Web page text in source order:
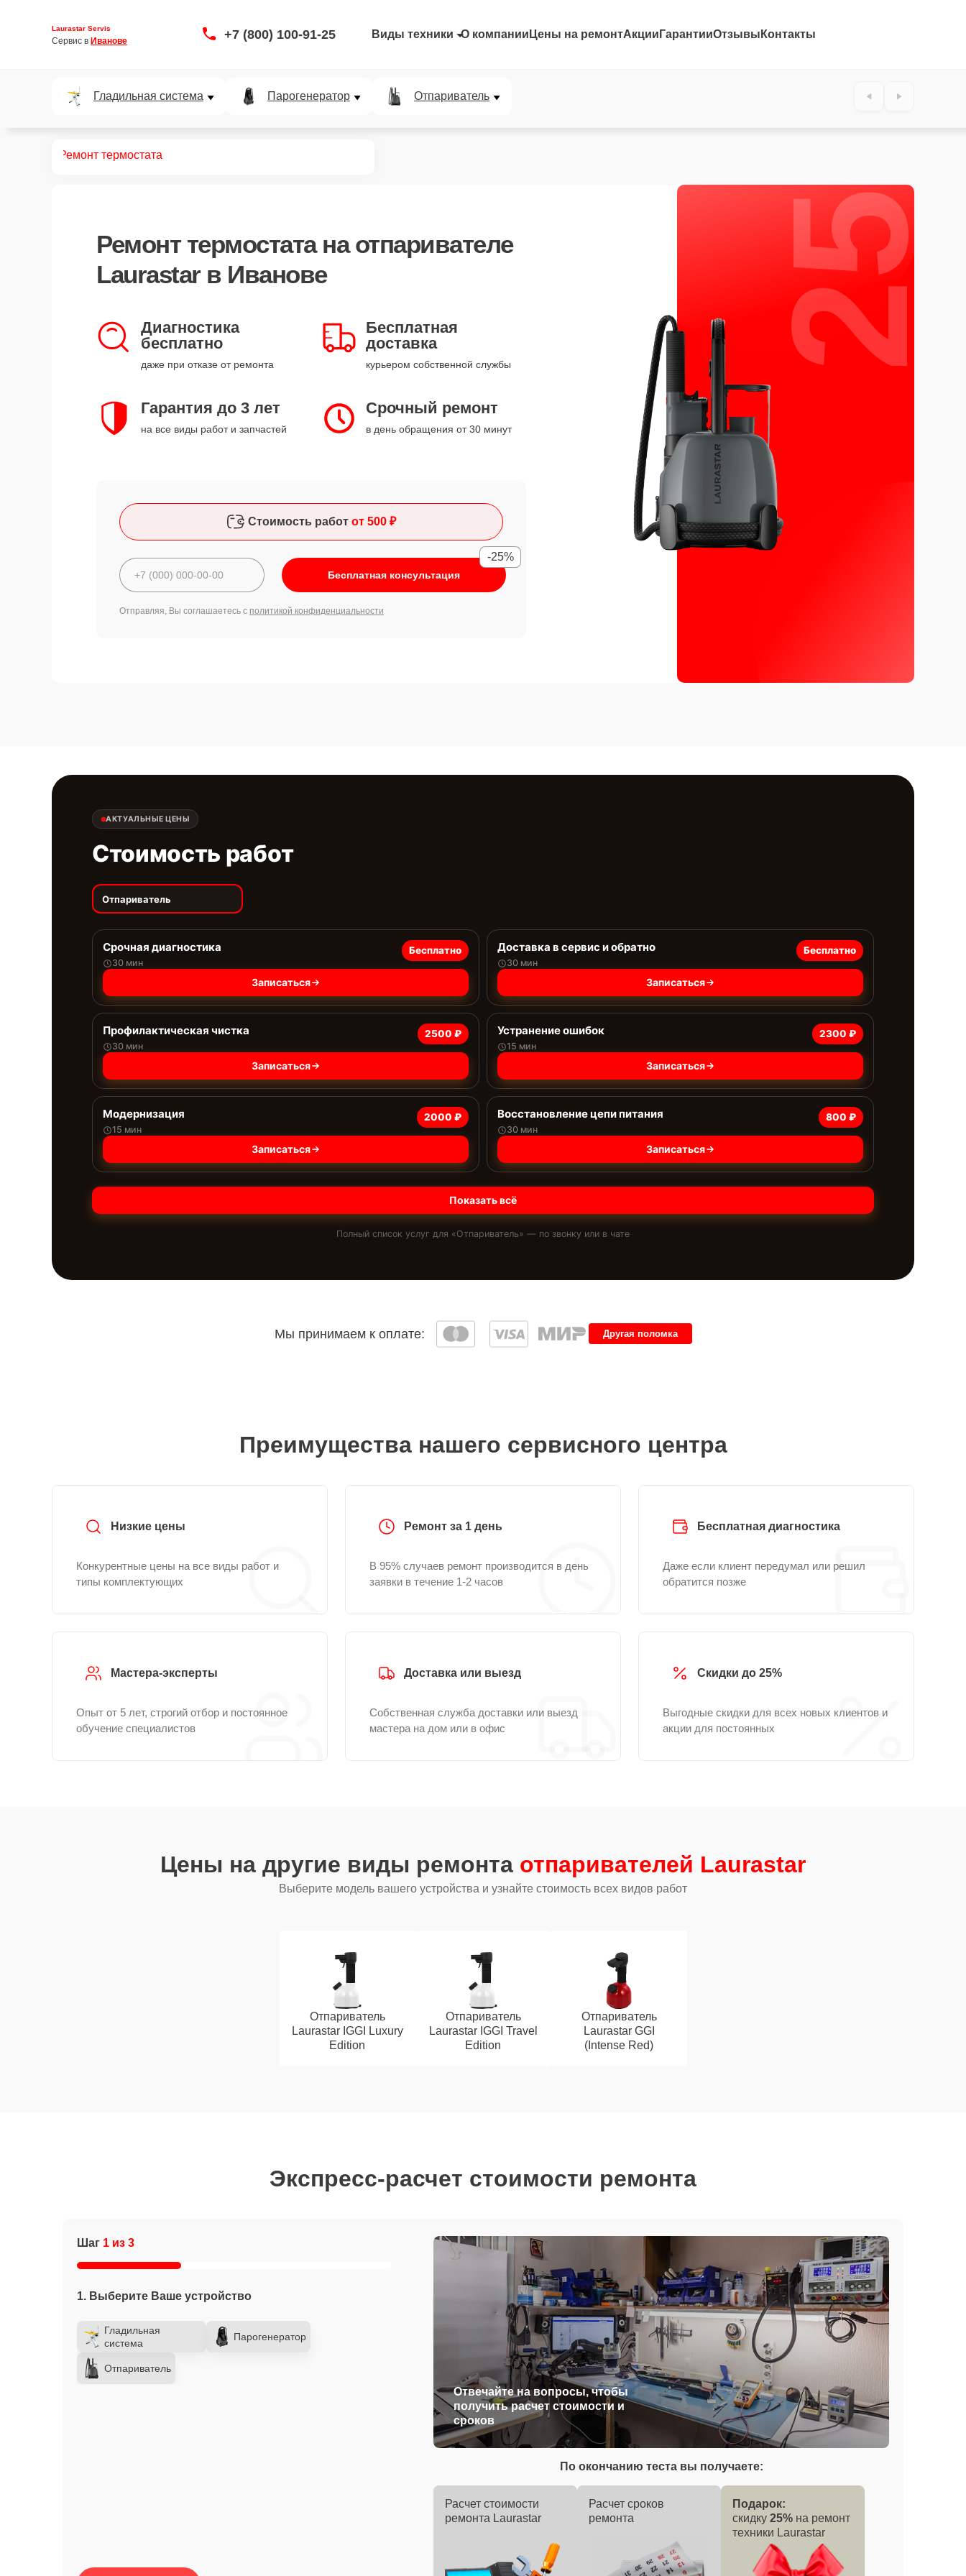
Laurastar Servis
Сервис в Иванове +7 (800) 100-91-25 Виды техники О компании Цены на ремонтАкции ГарантииОтзывы Контакты
Гладильная система Парогенератор Отпариватель
Ремонт термостата
Ремонт термостатана отпаривателе
Laurastar в Иванове
Диагностика
бесплатно
даже при отказе от ремонта
Бесплатная
доставка
курьером собственной службы
Гарантия до 3 лет
на все виды работ и запчастей
Срочный ремонт
в день обращения от 30 минут
Стоимость работ от 500 ₽
Бесплатная консультация
-25%
Отправляя, Вы соглашаетесь с политикой конфиденциальности
25%
АКТУАЛЬНЫЕ ЦЕНЫ
Стоимость работ
Отпариватель
Срочная диагностика
30 мин
Бесплатно
Записаться
Доставка в сервис и обратно
30 мин
Бесплатно
Записаться
Профилактическая чистка
30 мин
2500 ₽
Записаться
Устранение ошибок
15 мин
2300 ₽
Записаться
Модернизация
15 мин
2000 ₽
Записаться
Восстановление цепи питания
30 мин
800 ₽
Записаться
Показать всё
Полный список услуг для «Отпариватель» — по звонку или в чате
Мы принимаем к оплате: Другая поломка
Преимущества нашего сервисного центра
Низкие цены
Конкурентные цены на все виды работ и
типы комплектующих
Ремонт за 1 день
В 95% случаев ремонт производится в день
заявки в течение 1-2 часов
Бесплатная диагностика
Даже если клиент передумал или решил
обратится позже
Мастера-эксперты
Опыт от 5 лет, строгий отбор и постоянное
обучение специалистов
Доставка или выезд
Собственная служба доставки или выезд
мастера на дом или в офис
Скидки до 25%
Выгодные скидки для всех новых клиентов и
акции для постоянных
Цены на другие виды ремонта отпаривателей Laurastar
Выберите модель вашего устройства и узнайте стоимость всех видов работ
Отпариватель
Laurastar IGGI Luxury
Edition
Отпариватель
Laurastar IGGI Travel
Edition
Отпариватель
Laurastar GGI
(Intense Red)
Экспресс-расчет стоимости ремонта
Шаг 1 из 3
1. Выберите Ваше устройство
Гладильная
система
Парогенератор
Отпариватель
Отвечайте на вопросы, чтобы
получить расчет стоимости и
сроков
По окончанию теста вы получаете:
Расчет стоимости
ремонта Laurastar
Расчет сроков
ремонта
Подарок:
скидку 25% на ремонт
техники Laurastar